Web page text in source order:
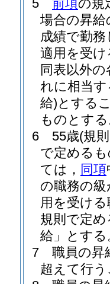
5
前項の規
場合の昇
成績で勤
適用を受
同表以外
れに相当
給)とする
ものとす
6
55歳(規
で定める
ては， 同項
の職務の
用を受け
規則で定
給」とする
7
職員の昇
超えて行